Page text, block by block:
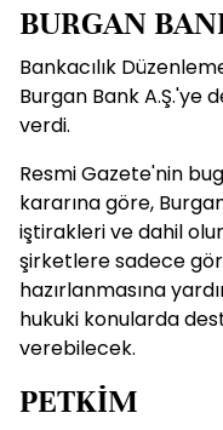
BURGAN
Bankacılık
Burgan Bank A.Ş.'ye
verdi.
Resmi Gazete'nin
kararına göre,
iştirakleri ve dahil
şirketlere sadece
hazırlanmasına
hukuki konularda
verebilecek.
PETKİM